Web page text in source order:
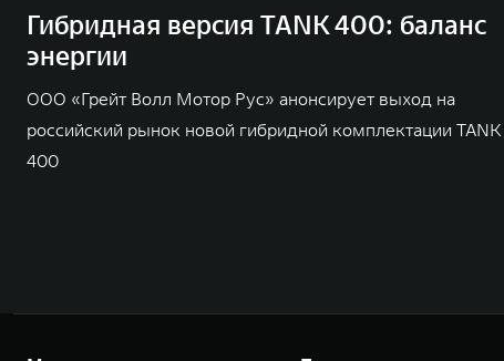
Гибридная версия TANK 400: баланс
энергии
ООО «Грейт Волл Мотор Рус» анонсирует выход на
российский рынок новой гибридной комплектации TANK
400